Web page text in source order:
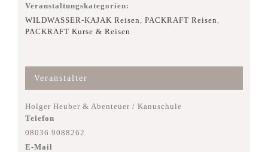
Veranstaltungskategorien:
WILDWASSER-KAJAK Reisen
PACKRAFT Reisen
PACKRAFT Kurse & Reisen
Veranstalter
Holger Heuber & Abenteuer / Kanuschule
Telefon
08036 9088262
E-Mail